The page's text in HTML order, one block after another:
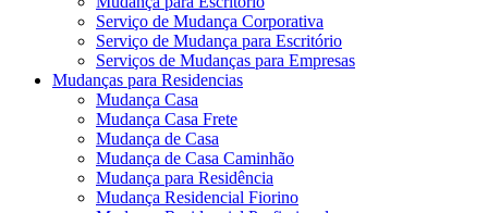
Serviço de Mudança Corporativa
Serviço de Mudança para Escritório
Serviços de Mudanças para Empresas
Mudanças para Residencias
Mudança Casa
Mudança Casa Frete
Mudança de Casa
Mudança de Casa Caminhão
Mudança para Residência
Mudança Residencial Fiorino